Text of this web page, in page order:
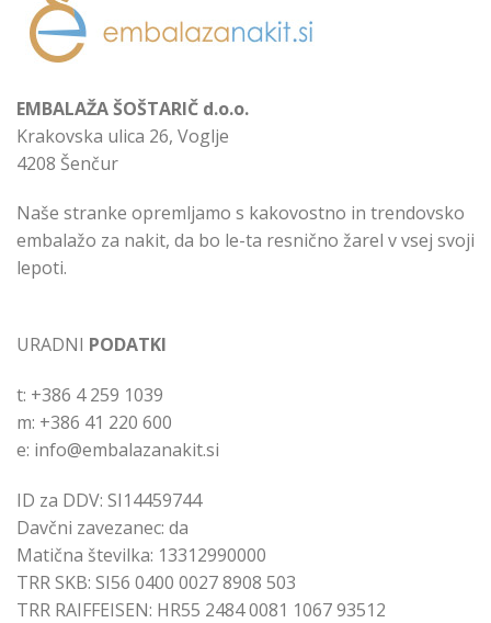
EMBALAŽA ŠOŠTARIČ d.o.o.
Krakovska ulica 26, Voglje
4208 Šenčur
Naše stranke opremljamo s kakovostno in trendovsko
embalažo za nakit, da bo le-ta resnično žarel v vsej svoji
lepoti.
URADNI PODATKI
t: +386 4 259 1039
m: +386 41 220 600
e: info@embalazanakit.si
ID za DDV: SI14459744
Davčni zavezanec: da
Matična številka: 13312990000
TRR SKB: SI56 0400 0027 8908 503
TRR RAIFFEISEN: HR55 2484 0081 1067 93512